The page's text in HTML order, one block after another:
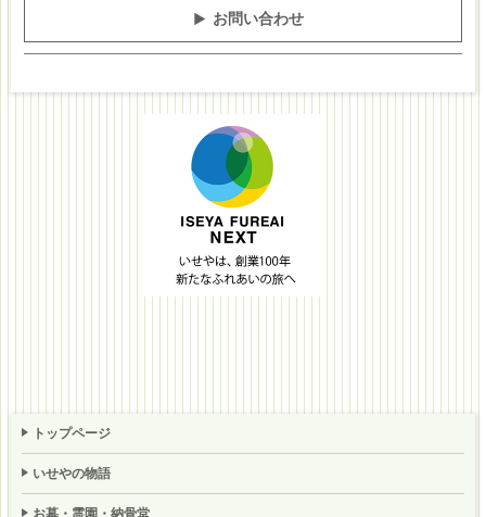
お問い合わせ
トップページ
いせやの物語
お墓・霊園・納骨堂